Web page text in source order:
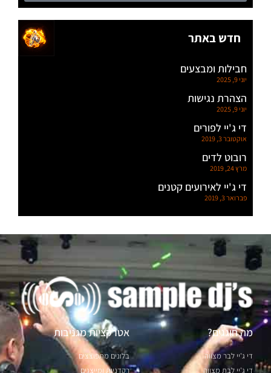
חדש באתר
חבילות ומבצעים
יוני 9, 2025
הצהרת נגישות
יוני 9, 2025
די ג'יי לפורים
אוקטובר 3, 2019
רובוט לדים
מרץ 24, 2019
די ג'יי לאירועים קטנים
פברואר 3, 2019
מה חוגגים?
די ג'יי לבר מצווה
די ג'יי לבת מצווה
אטרקציות מגניבות
בלונים מתפוצצים
רקדניות ומייצגים